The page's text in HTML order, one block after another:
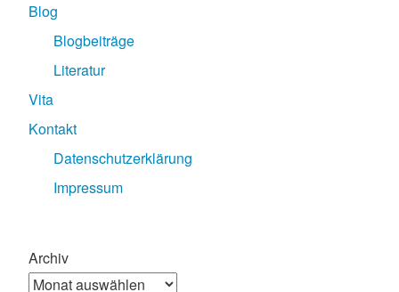
Blog
Blogbeiträge
Literatur
Vita
Kontakt
Datenschutzerklärung
Impressum
Archiv